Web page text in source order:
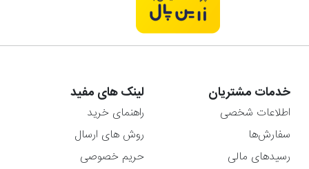
خدمات مشتریان
اطلاعات شخصی
سفارش‌ها
رسیدهای مالی
لینک های مفید
راهنمای خرید
روش های ارسال
حریم خصوصی